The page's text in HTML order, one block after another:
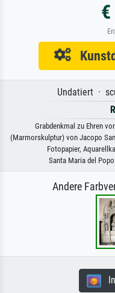
Undatiert ·
Grabdenkmal zu Ehren
(Marmorskulptur) von Jacopo
Fotopapier,
Santa Maria del
Andere